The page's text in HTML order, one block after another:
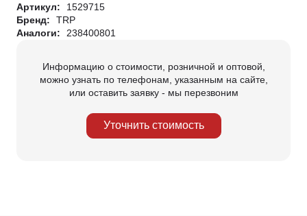
Артикул:
1529715
Бренд:
TRP
Аналоги:
238400801
Информацию о стоимости, розничной и оптовой,
можно узнать по телефонам, указанным на сайте,
или оставить заявку - мы перезвоним
Уточнить стоимость